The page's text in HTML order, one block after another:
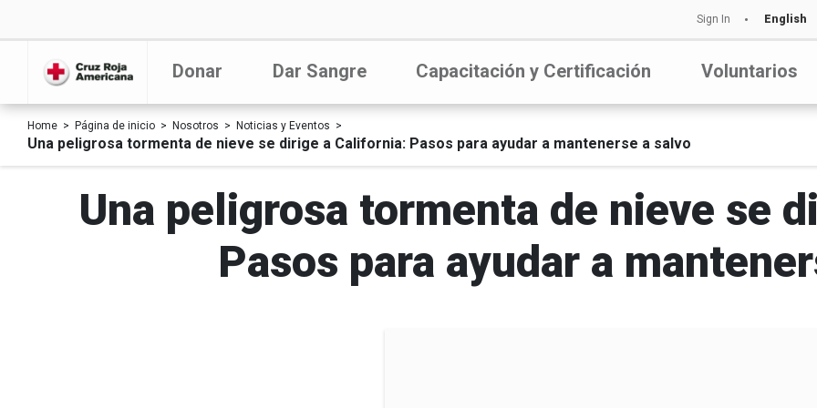
Sign In English
Donar Dar Sangre Capacitación y Certificación Voluntarios
Home Página de inicio Nosotros Noticias y Eventos
Una peligrosa tormenta de nieve se dirige a California: Pasos para ayudar a mantenerse a salvo
Una peligrosa tormenta de nieve se
Pasos para ayudar a